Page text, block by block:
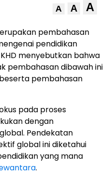
A A A
pembahasan
pendidikan
menyebutkan bahwa
pembahasan dibawah ini
pembahasan
pada proses
dengan
Pendekatan
global ini diketahui
yang mana
.